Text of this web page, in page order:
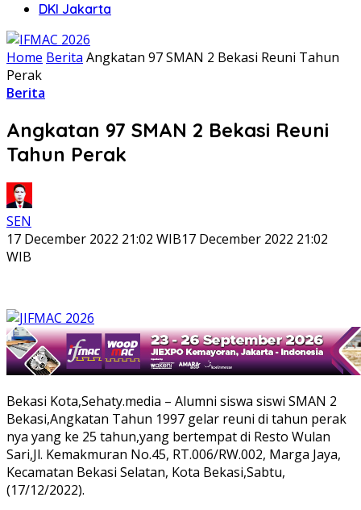
DKI Jakarta
Home Berita Angkatan 97 SMAN 2 Bekasi Reuni Tahun
Perak
Berita
Angkatan 97 SMAN 2 Bekasi Reuni
Tahun Perak
SEN
17 December 2022 21:02 WIB17 December 2022 21:02
WIB
Bekasi Kota,Sehaty.media – Alumni siswa siswi SMAN 2
Bekasi,Angkatan Tahun 1997 gelar reuni di tahun perak
nya yang ke 25 tahun,yang bertempat di Resto Wulan
Sari,Jl. Kemakmuran No.45, RT.006/RW.002, Marga Jaya,
Kecamatan Bekasi Selatan, Kota Bekasi,Sabtu,
(17/12/2022).